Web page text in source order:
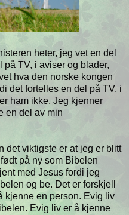
heter, jeg vet en del
på TV, i aviser og blader,
hva den norske kongen
det fortelles en del på TV, i
ham ikke. Jeg kjenner
en del av min
det viktigste er at jeg er blitt
på ny som Bibelen
med Jesus fordi jeg
og be. Det er forskjell
kjenne en person. Evig liv
Evig liv er å kjenne